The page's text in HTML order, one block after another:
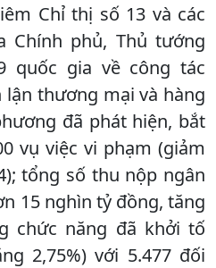
Chỉ thị số 13 và các
Chính phủ, Thủ tướng
quốc gia về công tác
thương mại và hàng
đã phát hiện, bắt
vụ việc vi phạm (giảm
tổng số thu nộp ngân
15 nghìn tỷ đồng, tăng
chức năng đã khởi tố
2,75%) với 5.477 đối